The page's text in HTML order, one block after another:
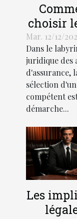
choisir
avocat
votre
Mar. 12/12/
Dans le
juridique des
d'assurance,
sélection
compétent
démarche...
Les